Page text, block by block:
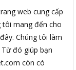
web cung cấp
tôi mang đến cho
Chúng tôi làm
đó giúp bạn
còn có